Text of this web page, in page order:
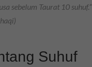
sebelum Taurat 10 suhuf.”
Suhuf